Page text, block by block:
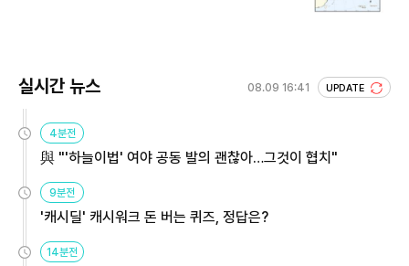
실시간 뉴스 08.09 16:41 UPDATE
4분전
與 "'하늘이법' 여야 공동 발의 괜찮아…그것이 협치"
9분전
'캐시딜' 캐시워크 돈 버는 퀴즈, 정답은?
14분전